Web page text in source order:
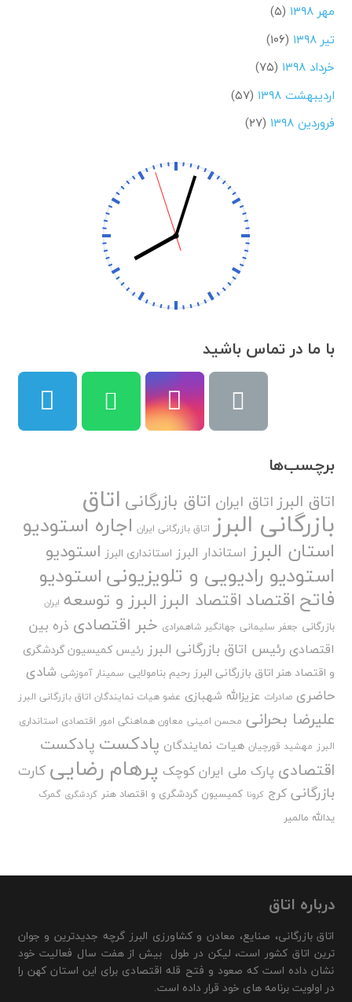
مهر ۱۳۹۸
(۵)
تیر ۱۳۹۸
(۱۰۶)
خرداد ۱۳۹۸
(۷۵)
اردیبهشت ۱۳۹۸
(۵۷)
فروردین ۱۳۹۸
(۲۷)
با ما در تماس باشید
برچسب‌ها
اتاق البرزاتاق ایران اتاق بازرگانی اتاق
بازرگانی البرز اتاق بازرگانی ایران اجاره استودیو
استان البرز استاندار البرز استانداری البرز استودیو
استودیو رادیویی و تلویزیونیاستودیو
فاتح اقتصاد اقتصاد البرزالبرز و توسعه ایران
بازرگانی جعفر سلیمانی جهانگیر شاهمرادی خبر اقتصادی ذره بین
اقتصادی رئیس اتاق بازرگانی البرز رئیس کمیسیون گردشگری
و اقتصاد هنر اتاق بازرگانی البرز رحیم بنامولایی سمینار آموزشی شادی
حاضری صادرات عزیزالله شهبازی عضو هیات نمایندگان اتاق بازرگانی البرز
علیرضا بحرانی محسن امینی معاون هماهنگی امور اقتصادی استانداری
البرز مهشید قورچیان هیات نمایندگان پادکست پادکست
اقتصادی پارک ملی ایران کوچک پرهام رضایی کارت
بازرگانی کرج کرونا کمیسیون گردشگری و اقتصاد هنر گردشگری گمرک
یدالله مالمیر
درباره اتاق
اتاق بازرگانی، صنایع، معادن و کشاورزی البرز گرچه جدیدترین و جوان
ترین اتاق کشور است، لیکن در طول بیش از هفت سال فعالیت خود
نشان داده است که صعود و فتح قله اقتصادی برای این استان کهن را
در اولویت برنامه های خود قرار داده است.